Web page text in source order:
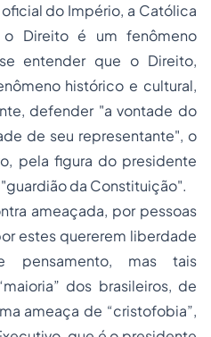
do Império, a Católica
o Direito é um fenômeno
entender que o Direito,
histórico e cultural,
defender "a vontade do
de seu representante", o
pela figura do presidente
da Constituição".
ameaçada, por pessoas
estes quererem liberdade
pensamento, mas tais
dos brasileiros, de
ameaça de “cristofobia”,